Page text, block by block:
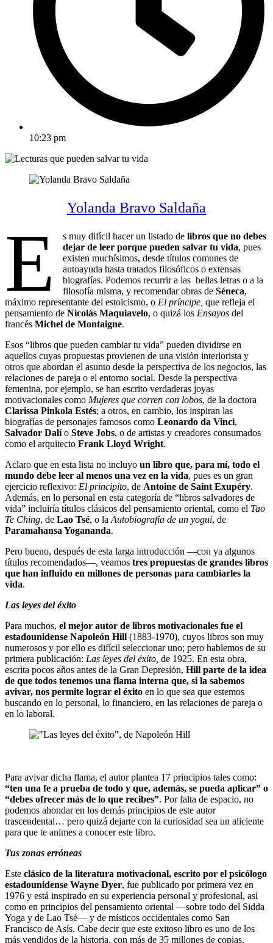
10:23 pm
Yolanda Bravo Saldaña
E s muy difícil hacer un listado delibros que no debes
dejar de leer porque pueden salvar tu vida, pues
existen muchísimos, desde títulos comunes de
autoayuda hasta tratados filosóficos o extensas
biografías. Podemos recurrir a las bellas letras o a la
filosofía misma, y recomendar obras deSéneca,
máximo representante del estoicismo, o El príncipe, que refleja el
pensamiento de Nicolás Maquiavelo, o quizá los Ensayos del
francés Michel de Montaigne.
Esos “libros que pueden cambiar tu vida” pueden dividirse en
aquellos cuyas propuestas provienen de una visión interiorista y
otros que abordan el asunto desde la perspectiva de los negocios, las
relaciones de pareja o el entorno social. Desde la perspectiva
femenina, por ejemplo, se han escrito verdaderas joyas
motivacionales como Mujeres que corren con lobos, de la doctora
Clarissa Pinkola Estés; a otros, en cambio, los inspiran las
biografías de personajes famosos como Leonardo da Vinci,
Salvador Dalío Steve Jobs, o de artistas y creadores consumados
como el arquitecto Frank Lloyd Wright.
Aclaro que en esta lista no incluyo un libro que, para mí, todo el
mundo debe leer al menos una vez en la vida, pues es un gran
ejercicio reflexivo: El principito, de Antoine de Saint Exupéry.
Además, en lo personal en esta categoría de “libros salvadores de
vida” incluiría títulos clásicos del pensamiento oriental, como el Tao
Te Ching, de Lao Tsé, o la Autobiografía de un yogui, de
Paramahansa Yogananda.
Pero bueno, después de esta larga introducción —con ya algunos
títulos recomendados—, veamos tres propuestas de grandes libros
que han influido en millones de personas para cambiarles la
vida.
Las leyes del éxito
Para muchos, el mejor autor de libros motivacionales fue el
estadounidense Napoleón Hill (1883-1970), cuyos libros son muy
numerosos y por ello es difícil seleccionar uno; pero hablemos de su
primera publicación: Las leyes del éxito, de 1925. En esta obra,
escrita pocos años antes de la Gran Depresión, Hill parte de la idea
de que todos tenemos una flama interna que, si la sabemos
avivar, nos permite lograr el éxito en lo que sea que estemos
buscando en lo personal, lo financiero, en las relaciones de pareja o
en lo laboral.
Para avivar dicha flama, el autor plantea 17 principios tales como:
“ten una fe a prueba de todo y que, además, se pueda aplicar” o
“debes ofrecer más de lo que recibes”. Por falta de espacio, no
podemos ahondar en los demás principios de este autor
trascendental… pero quizá dejarte con la curiosidad sea un aliciente
para que te animes a conocer este libro.
Tus zonas erróneas
Este clásico de la literatura motivacional, escrito por el psicólogo
estadounidense Wayne Dyer, fue publicado por primera vez en
1976 y está inspirado en su experiencia personal y profesional, así
como en principios del pensamiento oriental —sobre todo del Sidda
Yoga y de Lao Tsé— y de místicos occidentales como San
Francisco de Asís. Cabe decir que este exitoso libro es uno de los
más vendidos de la historia, con más de 35 millones de copias.